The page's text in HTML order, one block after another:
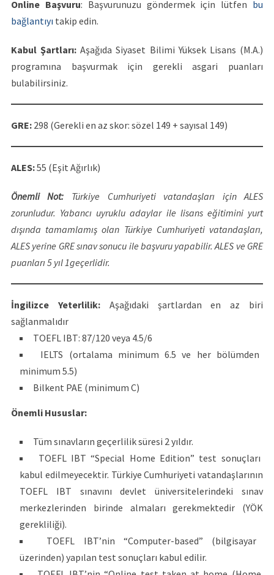
Online Başvuru: Başvurunuzu göndermek için lütfen bu
bağlantıyı takip edin.
Kabul Şartları: Aşağıda Siyaset Bilimi Yüksek Lisans (M.A.)
programına başvurmak için gerekli asgari puanları
bulabilirsiniz.
GRE:298 (Gerekli en az skor: sözel 149 + sayısal 149)
ALES:55 (Eşit Ağırlık)
Önemli Not: Türkiye Cumhuriyeti vatandaşları için ALES
zorunludur. Yabancı uyruklu adaylar ile lisans eğitimini yurt
dışında tamamlamış olan Türkiye Cumhuriyeti vatandaşları,
ALES yerine GRE sınav sonucu ile başvuru yapabilir.ALES ve GRE
puanları 5 yıl 1geçerlidir.
İngilizce Yeterlilik:
Aşağıdaki şartlardan en az biri
sağlanmalıdır
TOEFL IBT: 87/120 veya 4.5/6
IELTS (ortalama minimum 6.5 ve her bölümden
minimum 5.5)
Bilkent PAE (minimum C)
Önemli Hususlar:
Tüm sınavların geçerlilik süresi 2 yıldır.
TOEFL IBT “Special Home Edition” test sonuçları
kabul edilmeyecektir. Türkiye Cumhuriyeti vatandaşlarının
TOEFL IBT sınavını devlet üniversitelerindeki sınav
merkezlerinden birinde almaları gerekmektedir (YÖK
gerekliliği).
TOEFL IBT’nin “Computer-based” (bilgisayar
üzerinden) yapılan test sonuçları kabul edilir.